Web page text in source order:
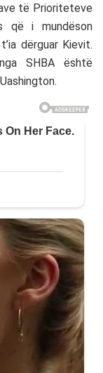
të Prioriteteve
që i mundëson
dërguar Kievit.
SHBA është